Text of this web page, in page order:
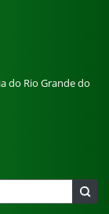
do Rio Grande do